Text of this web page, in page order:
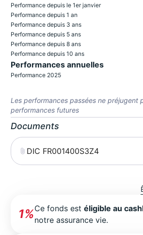
Performance depuis le 1er janvier
Performance depuis 1 an
Performance depuis 3 ans
Performance depuis 5 ans
Performance depuis 8 ans
Performance depuis 10 ans
Performances annuelles
Performance 2025
Les performances passées ne préjugent
performances futures
Documents
DIC FR001400S3Z4
1%Ce fonds estéligible au
notre assurance vie.